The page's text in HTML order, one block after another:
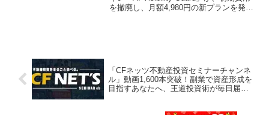
を撤廃し、月額4,980円の新プランを発表
「CFネッツ不動産投資セミナーチャンネ
ル」動画1,600本突破！副業で資産形成を
目指すあなたへ、王道投資術が毎日届